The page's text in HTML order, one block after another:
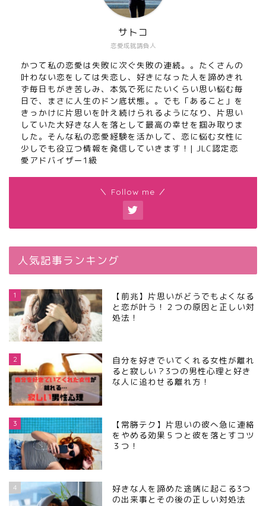
恋愛成就請負人
サトコ
かつて私の恋愛は失敗に次ぐ失敗の連続。。たくさんの
叶わない恋をしては失恋し、好きになった人を諦めきれ
ず毎日もがき苦しみ、本気で死にたいくらい思い悩む毎
日で、まさに人生のドン底状態。。でも「あること」を
きっかけに片思いを叶え続けられるようになり、片思い
していた大好きな人を落として最高の幸せを掴み取りま
した。そんな私の恋愛経験を活かして、恋に悩む女性に
少しでも役立つ情報を発信していきます！| JLC認定恋
愛アドバイザー1級
＼ Follow me ／
人気記事ランキング
1
【前兆】片思いがどうでもよくなる
と恋が叶う！２つの原因と正しい対
処法！
2
自分を好きでいてくれる女性が離れ
ると寂しい？3つの男性心理と好き
な人に追わせる離れ方！
3
【常勝テク】片思いの彼へ急に連絡
をやめる効果５つと彼を落とすコツ
３つ！
4
好きな人を諦めた途端に起こる3つ
の出来事とその後の正しい対処法